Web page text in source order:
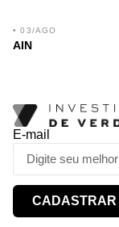
• 03/AGO
AIN
E-mail
CADASTRAR